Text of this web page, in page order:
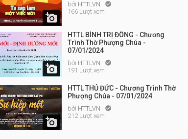

bởi HTTLVN 
166 Lượt xem

HTTL BÌNH TRỊ ĐÔNG - Chương
Trình Thờ Phượng Chúa -
07/01/2024
bởi HTTLVN 
191 Lượt xem

HTTL THỦ ĐỨC - Chương Trình Thờ
Phượng Chúa - 07/01/2024
bởi HTTLVN 
212 Lượt xem